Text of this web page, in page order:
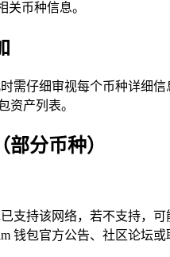
币种信息。
需仔细审视每个币种详细
资产列表。
分币种）
支持该网络，若不支持，
钱包官方公告、社区论坛